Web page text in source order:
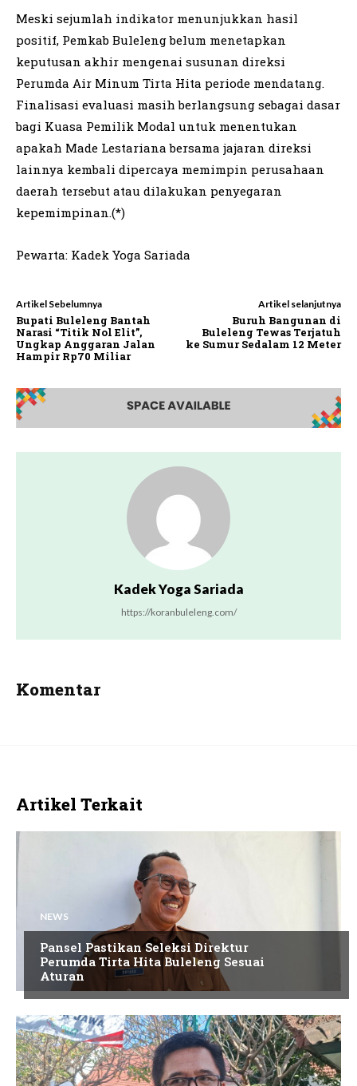
Meski sejumlah indikator menunjukkan hasil
positif, Pemkab Buleleng belum menetapkan
keputusan akhir mengenai susunan direksi
Perumda Air Minum Tirta Hita periode mendatang.
Finalisasi evaluasi masih berlangsung sebagai dasar
bagi Kuasa Pemilik Modal untuk menentukan
apakah Made Lestariana bersama jajaran direksi
lainnya kembali dipercaya memimpin perusahaan
daerah tersebut atau dilakukan penyegaran
kepemimpinan.(*)
Pewarta: Kadek Yoga Sariada
Artikel Sebelumnya
Bupati Buleleng Bantah
Narasi “Titik Nol Elit”,
Ungkap Anggaran Jalan
Hampir Rp70 Miliar
Artikel selanjutnya
Buruh Bangunan di
Buleleng Tewas Terjatuh
ke Sumur Sedalam 12 Meter
Kadek Yoga Sariada
https://koranbuleleng.com/
Komentar
Artikel Terkait
NEWS
Pansel Pastikan Seleksi Direktur
Perumda Tirta Hita Buleleng Sesuai
Aturan